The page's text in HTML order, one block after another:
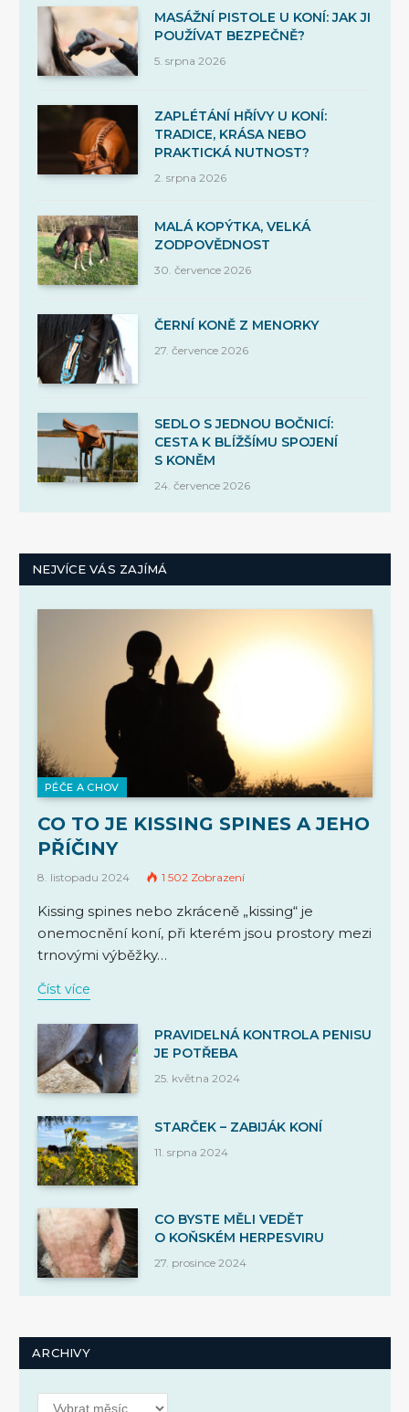
MASÁŽNÍ PISTOLE U KONÍ: JAK JI
POUŽÍVAT BEZPEČNĚ?
5. srpna 2026
ZAPLÉTÁNÍ HŘÍVY U KONÍ:
TRADICE, KRÁSA NEBO
PRAKTICKÁ NUTNOST?
2. srpna 2026
MALÁ KOPÝTKA, VELKÁ
ZODPOVĚDNOST
30. července 2026
ČERNÍ KONĚ Z MENORKY
27. července 2026
SEDLO S JEDNOU BOČNICÍ:
CESTA K BLÍŽŠÍMU SPOJENÍ
S KONĚM
24. července 2026
NEJVÍCE VÁS ZAJÍMÁ
PÉČE A CHOV
CO TO JE KISSING SPINES A JEHO
PŘÍČINY
8. listopadu 2024 1 502 Zobrazení
Kissing spines nebo zkráceně „kissing“ je
onemocnění koní, při kterém jsou prostory mezi
trnovými výběžky…
Číst více
PRAVIDELNÁ KONTROLA PENISU
JE POTŘEBA
25. května 2024
STARČEK – ZABIJÁK KONÍ
11. srpna 2024
CO BYSTE MĚLI VEDĚT
O KOŇSKÉM HERPESVIRU
27. prosince 2024
ARCHIVY
Archivy